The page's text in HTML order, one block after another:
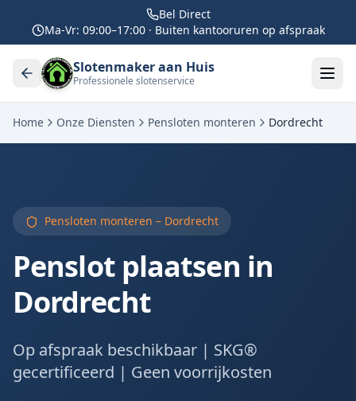
Bel Direct
Ma-Vr: 09:00–17:00 · Buiten kantooruren op afspraak
Slotenmaker aan Huis
Professionele slotenservice
Home Onze Diensten Pensloten monteren Dordrecht
Pensloten monteren – Dordrecht
Penslot plaatsen in
Dordrecht
Op afspraak beschikbaar | SKG®
gecertificeerd | Geen voorrijkosten